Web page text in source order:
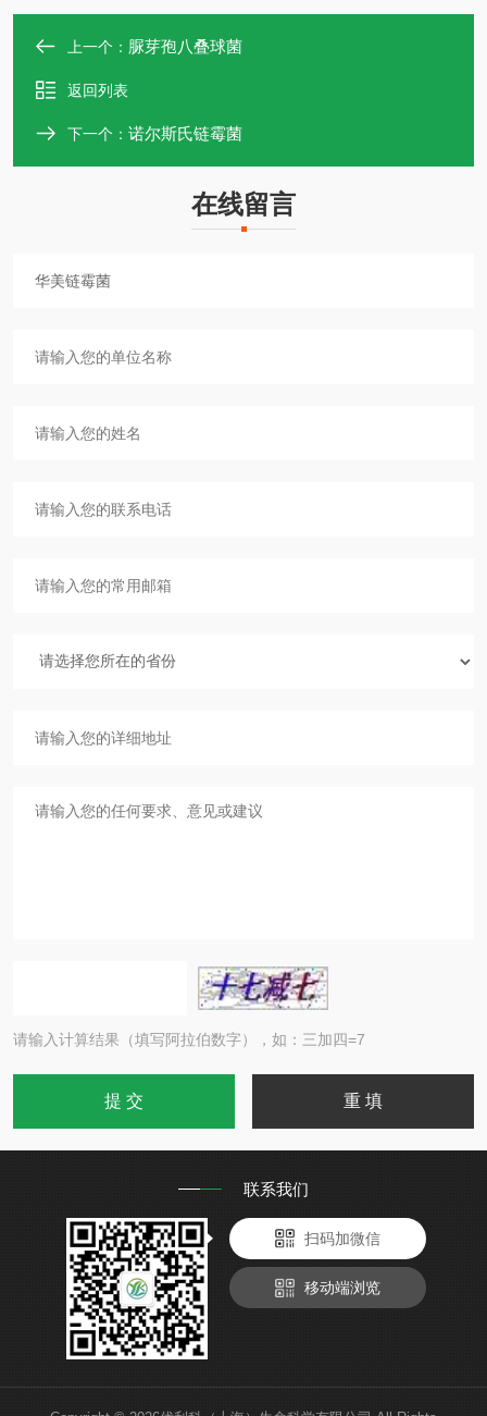
上一个： 脲芽孢八叠球菌
返回列表
下一个： 诺尔斯氏链霉菌
在线留言
请输入计算结果（填写阿拉伯数字），如：三加四=7
联系我们
扫码加微信
移动端浏览